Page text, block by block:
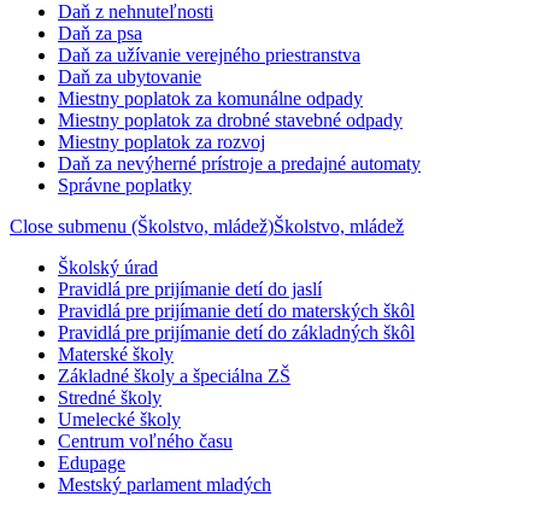
Daň z nehnuteľnosti
Daň za psa
Daň za užívanie verejného priestranstva
Daň za ubytovanie
Miestny poplatok za komunálne odpady
Miestny poplatok za drobné stavebné odpady
Miestny poplatok za rozvoj
Daň za nevýherné prístroje a predajné automaty
Správne poplatky
Close submenu (Školstvo, mládež)Školstvo, mládež
Školský úrad
Pravidlá pre prijímanie detí do jaslí
Pravidlá pre prijímanie detí do materských škôl
Pravidlá pre prijímanie detí do základných škôl
Materské školy
Základné školy a špeciálna ZŠ
Stredné školy
Umelecké školy
Centrum voľného času
Edupage
Mestský parlament mladých